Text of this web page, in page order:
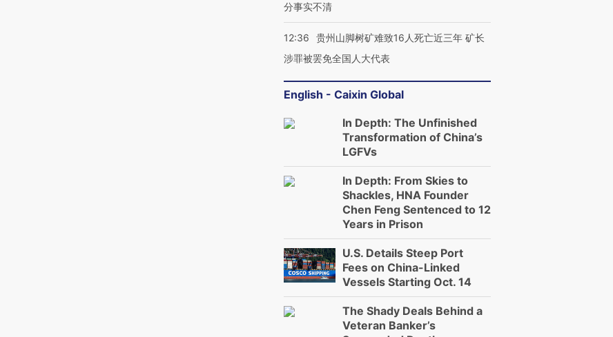
分事实不清
12:36
贵州山脚树矿难致16人死亡近三年 矿长
涉罪被罢免全国人大代表
English - Caixin Global
In Depth: The Unfinished
Transformation of China’s
LGFVs
In Depth: From Skies to
Shackles, HNA Founder
Chen Feng Sentenced to 12
Years in Prison
U.S. Details Steep Port
Fees on China-Linked
Vessels Starting Oct. 14
The Shady Deals Behind a
Veteran Banker’s